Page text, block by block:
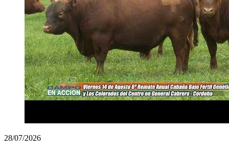
28/07/2026